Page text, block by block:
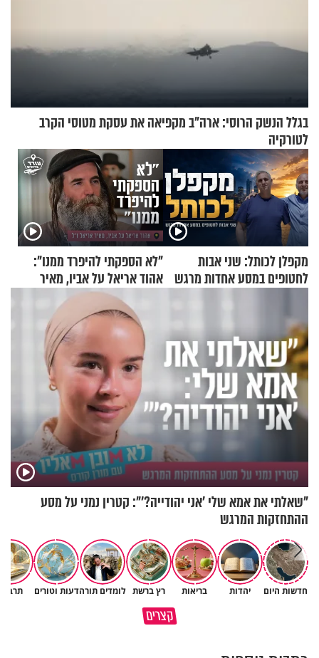
בגלל הנשק הרוסי: ארה"ב מקפיאה את עסקת מטוסי הקרב
לטורקיה
מקפלן לכותל: שני אבות
לחטופים במסע אחדות מרגש
"לא הספקתי להיפרד ממנו":
אהוד אריאל על אביו, מאיר
אריאל ז"ל
"שאלתי את אמא שלי 'אני יהודייה?'": קטרין נמני על מסע
ההתחזקות המרגש
חדשות היום יהדות בריאות רץ ברשת לומדים תורהדעות וטורים
קצרים
תהיו אהרון הכהן - תשכינו שלום
כל קושי שחווית היה ניסיון